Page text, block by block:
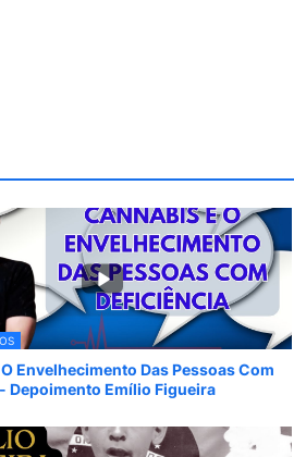
Envelhecimento Das Pessoas Com
Depoimento Emílio Figueira